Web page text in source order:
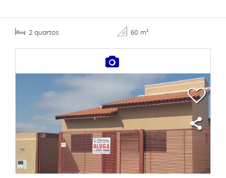
2 quartos 60 m²